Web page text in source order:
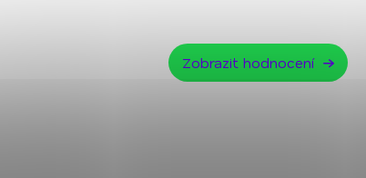
Zobrazit hodnocení